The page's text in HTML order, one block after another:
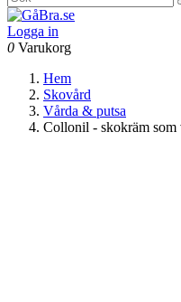
Logga in
0 Varukorg
Hem
Skovård
Vårda & putsa
Collonil - skokräm som